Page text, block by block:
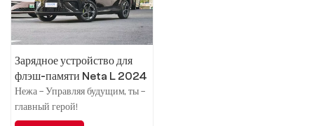
Зарядное устройство для
флэш-памяти Neta L 2024
расширенного диапазона
220
Нежа – Управляя будущим, ты –
главный герой!